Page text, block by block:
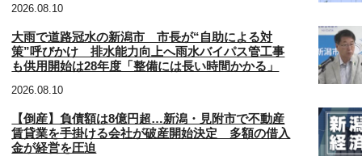
2026.08.10
大雨で道路冠水の新潟市 市長が“自助による対
策”呼びかけ 排水能力向上へ雨水バイパス管工事
も供用開始は28年度「整備には長い時間かかる」
2026.08.10
【倒産】負債額は8億円超…新潟・見附市で不動産
賃貸業を手掛ける会社が破産開始決定 多額の借入
金が経営を圧迫